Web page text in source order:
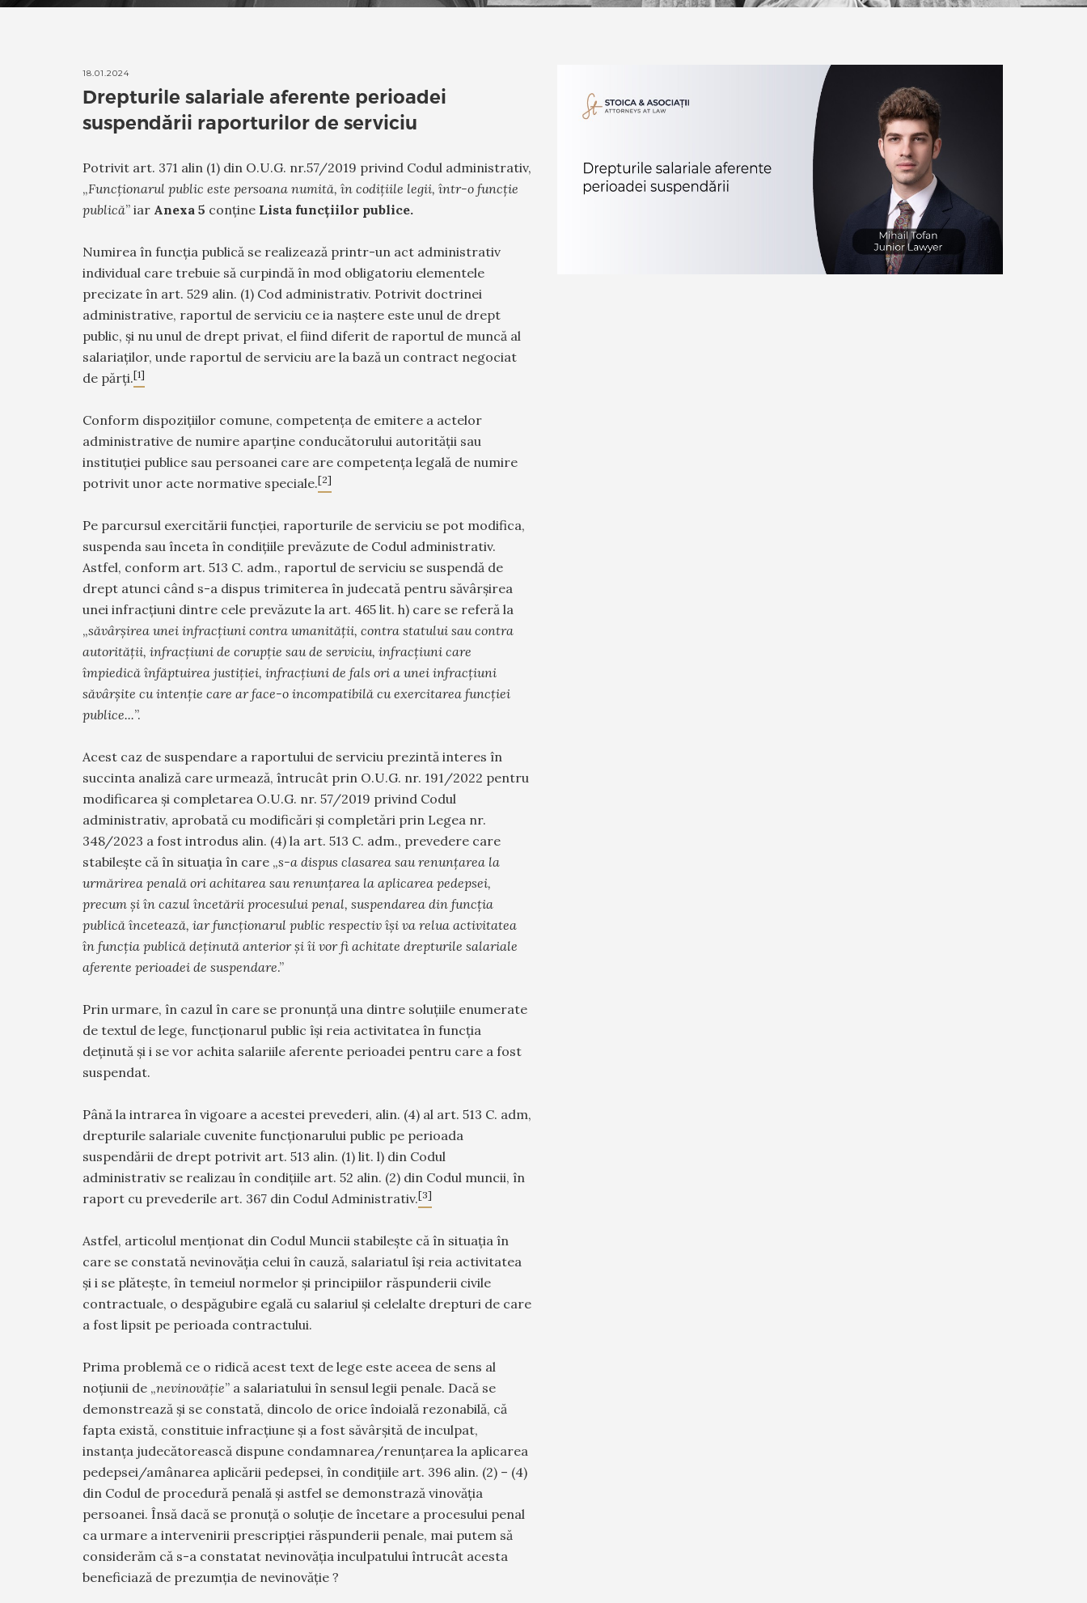
18.01.2024
Drepturile salariale aferente perioadei
suspendării raporturilor de serviciu
Potrivit art. 371 alin (1) din O.U.G. nr.57/2019 privind Codul administrativ,
„Funcționarul public este persoana numită, în codițiile legii, într-o funcție
publică” iar Anexa 5 conține Lista funcțiilor publice.
Numirea în funcția publică se realizează printr-un act administrativ
individual care trebuie să curpindă în mod obligatoriu elementele
precizate în art. 529 alin. (1) Cod administrativ. Potrivit doctrinei
administrative, raportul de serviciu ce ia naștere este unul de drept
public, și nu unul de drept privat, el fiind diferit de raportul de muncă al
salariaților, unde raportul de serviciu are la bază un contract negociat
de părți.[1]
Conform dispozițiilor comune, competența de emitere a actelor
administrative de numire aparține conducătorului autorității sau
instituției publice sau persoanei care are competența legală de numire
potrivit unor acte normative speciale.[2]
Pe parcursul exercitării funcției, raporturile de serviciu se pot modifica,
suspenda sau înceta în condițiile prevăzute de Codul administrativ.
Astfel, conform art. 513 C. adm., raportul de serviciu se suspendă de
drept atunci când s-a dispus trimiterea în judecată pentru săvârșirea
unei infracțiuni dintre cele prevăzute la art. 465 lit. h) care se referă la
„săvârșirea unei infracțiuni contra umanităţii, contra statului sau contra
autorităţii, infracţiuni de corupţie sau de serviciu, infracţiuni care
împiedică înfăptuirea justiţiei, infracţiuni de fals ori a unei infracţiuni
săvârşite cu intenţie care ar face-o incompatibilă cu exercitarea funcţiei
publice...”.
Acest caz de suspendare a raportului de serviciu prezintă interes în
succinta analiză care urmează, întrucât prin O.U.G. nr. 191/2022 pentru
modificarea și completarea O.U.G. nr. 57/2019 privind Codul
administrativ, aprobată cu modificări și completări prin Legea nr.
348/2023 a fost introdus alin. (4) la art. 513 C. adm., prevedere care
stabilește că în situația în care „s-a dispus clasarea sau renunţarea la
urmărirea penală ori achitarea sau renunţarea la aplicarea pedepsei,
precum şi în cazul încetării procesului penal, suspendarea din funcţia
publică încetează, iar funcţionarul public respectiv îşi va relua activitatea
în funcţia publică deţinută anterior şi îi vor fi achitate drepturile salariale
aferente perioadei de suspendare.”
Prin urmare, în cazul în care se pronunță una dintre soluțiile enumerate
de textul de lege, funcționarul public își reia activitatea în funcția
deținută și i se vor achita salariile aferente perioadei pentru care a fost
suspendat.
Până la intrarea în vigoare a acestei prevederi, alin. (4) al art. 513 C. adm,
drepturile salariale cuvenite funcționarului public pe perioada
suspendării de drept potrivit art. 513 alin. (1) lit. l) din Codul
administrativ se realizau în condițiile art. 52 alin. (2) din Codul muncii, în
raport cu prevederile art. 367 din Codul Administrativ.[3]
Astfel, articolul menționat din Codul Muncii stabilește că în situația în
care se constată nevinovăția celui în cauză, salariatul își reia activitatea
și i se plătește, în temeiul normelor și principiilor răspunderii civile
contractuale, o despăgubire egală cu salariul și celelalte drepturi de care
a fost lipsit pe perioada contractului.
Prima problemă ce o ridică acest text de lege este aceea de sens al
noțiunii de „nevinovăție” a salariatului în sensul legii penale. Dacă se
demonstrează și se constată, dincolo de orice îndoială rezonabilă, că
fapta există, constituie infracțiune și a fost săvârșită de inculpat,
instanța judecătorească dispune condamnarea/renunțarea la aplicarea
pedepsei/amânarea aplicării pedepsei, în condițiile art. 396 alin. (2) – (4)
din Codul de procedură penală și astfel se demonstrază vinovăția
persoanei. Însă dacă se pronuță o soluție de încetare a procesului penal
ca urmare a intervenirii prescripției răspunderii penale, mai putem să
considerăm că s-a constatat nevinovăția inculpatului întrucât acesta
beneficiază de prezumția de nevinovăție ?